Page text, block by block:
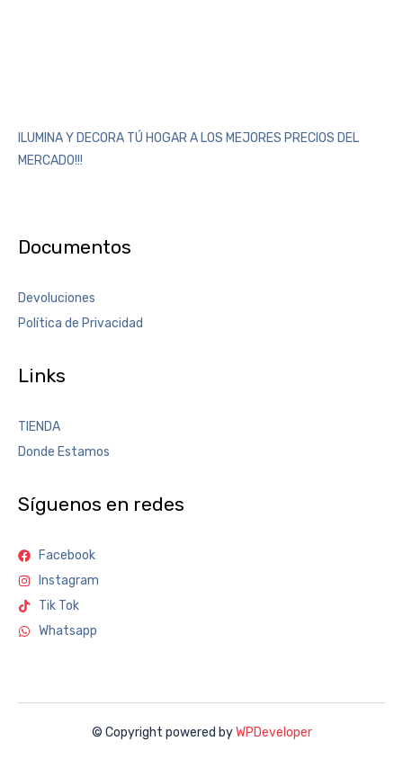
ILUMINA Y DECORA TÚ HOGAR A LOS MEJORES PRECIOS DEL
MERCADO!!!
Documentos
Devoluciones
Política de Privacidad
Links
TIENDA
Donde Estamos
Síguenos en redes
Facebook
Instagram
Tik Tok
Whatsapp
© Copyright powered byWPDeveloper